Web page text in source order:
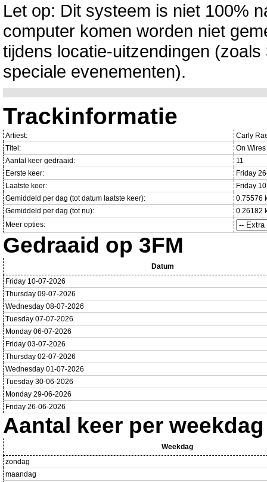
Let op: Dit systeem is niet 100%
computer komen worden niet
tijdens locatie-uitzendingen
speciale evenementen).
Trackinformatie
Artiest:
Carly
Titel:
On Wires
Aantal keer gedraaid:
11
Eerste keer:
Friday
Laatste keer:
Friday
Gemiddeld per dag (tot datum laatste keer):
0.75576
Gemiddeld per dag (tot nu):
0.26182
Meer opties:
Gedraaid op 3FM
Datum
Friday 10-07-2026
Thursday 09-07-2026
Wednesday 08-07-2026
Tuesday 07-07-2026
Monday 06-07-2026
Friday 03-07-2026
Thursday 02-07-2026
Wednesday 01-07-2026
Tuesday 30-06-2026
Monday 29-06-2026
Friday 26-06-2026
Aantal keer per weekdag
Weekdag
zondag
maandag